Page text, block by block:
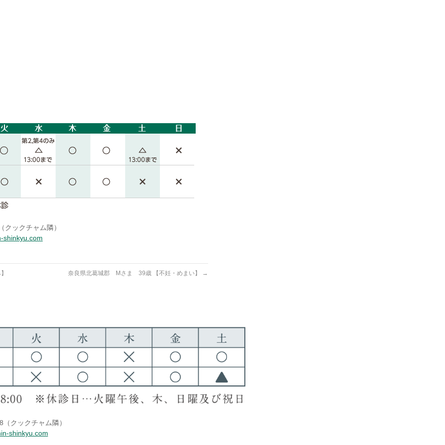
ックチャム隣）
shinkyu.com
奈良県北葛城郡 Mさま 39歳 【不妊・めまい】 →
クックチャム隣）
shinkyu.com